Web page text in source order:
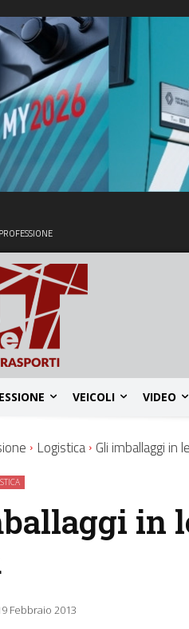
VEICOLI VIDEO
Logistica Gli imballaggi in
in
Febbraio 2013